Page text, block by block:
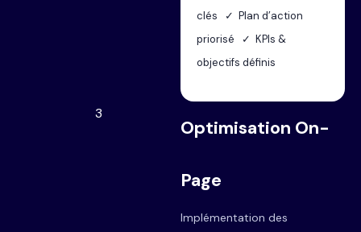
clés ✓ Plan d’action
priorisé ✓ KPIs &
objectifs définis
3
Optimisation On-
Page
Implémentation des